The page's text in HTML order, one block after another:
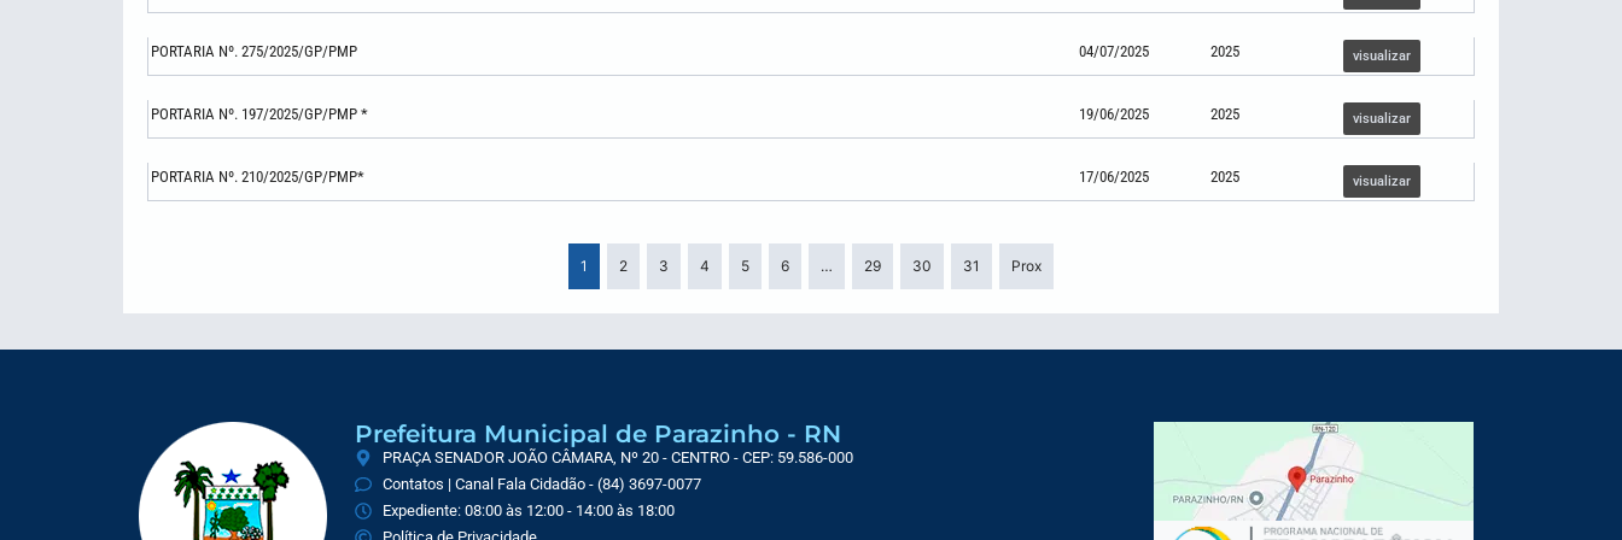
PORTARIA Nº. 275/2025/GP/PMP 04/07/2025 2025 visualizar
PORTARIA Nº. 197/2025/GP/PMP * 19/06/2025 2025 visualizar
PORTARIA Nº. 210/2025/GP/PMP* 17/06/2025 2025 visualizar
1 2 3 4 5 6 … 29 30 31 Prox
Prefeitura Municipal de Parazinho - RN
PRAÇA SENADOR JOÃO CÂMARA, Nº 20 - CENTRO - CEP: 59.586-000
Contatos | Canal Fala Cidadão - (84) 3697-0077
Expediente: 08:00 às 12:00 - 14:00 às 18:00